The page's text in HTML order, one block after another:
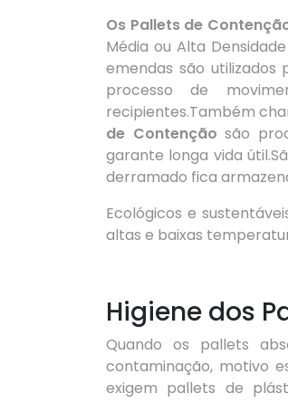
Os Pallets de
Média ou Alta
emendas são
processo de
recipientes.Também
de Contenção são
garante longa vida
derramado fica
Ecológicos e
altas e baixas
Higiene dos
Quando os pallets
contaminação, motivo
exigem pallets de